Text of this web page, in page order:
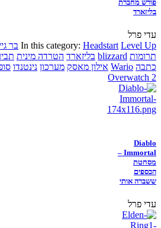
פורש מחברת
בליזארד
עדי פרל
In this category: Headstart Level Up בר
תרומות blizzard בליזארד הטרדה מינית
כתבה Wario אילון מאסק מערכון נינטנדו
Overwatch 2
Diablo
Immortal –
מסחטת
הכספים
ששברה אותי
עדי פרל